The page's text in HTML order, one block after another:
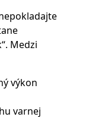
Medzi
výkon
varnej